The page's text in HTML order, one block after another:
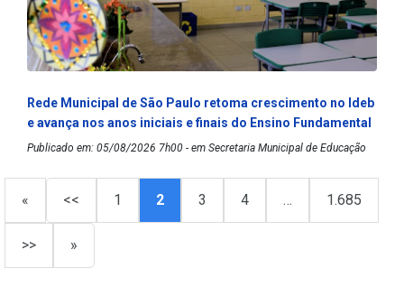
Rede Municipal de São Paulo retoma crescimento no Ideb
e avança nos anos iniciais e finais do Ensino Fundamental
Publicado em: 05/08/2026 7h00 - em Secretaria Municipal de Educação
« << 1 2 3 4 … 1.685
>> »